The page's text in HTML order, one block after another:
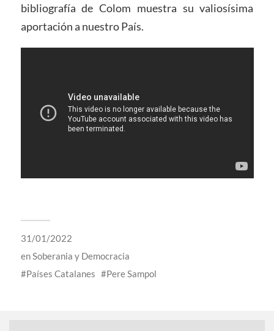
bibliografía de Colom muestra su valiosísima
aportación a nuestro País.
31/01/2022
enSoberania y Democracia
Países Catalanes
Pere Sampol